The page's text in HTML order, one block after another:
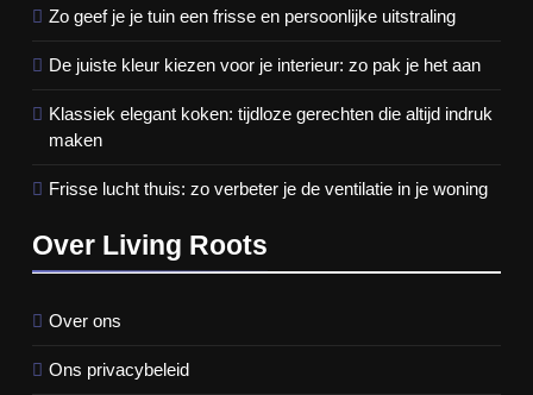
Zo geef je je tuin een frisse en persoonlijke uitstraling
De juiste kleur kiezen voor je interieur: zo pak je het aan
Klassiek elegant koken: tijdloze gerechten die altijd indruk
maken
Frisse lucht thuis: zo verbeter je de ventilatie in je woning
Over Living Roots
Over ons
Ons privacybeleid